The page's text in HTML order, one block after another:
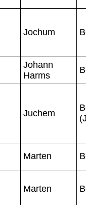
Jochum
Johann
Harms
Juchem
Marten
Marten